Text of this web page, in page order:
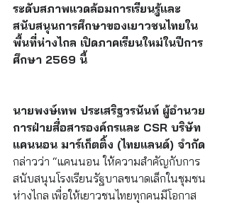
ระดับสภาพแวดล้อมการเรียนรู้และ
สนับสนุนการศึกษาของเยาวชนไทยใน
พื้นที่ห่างไกล เปิดภาคเรียนใหม่ในปีการ
ศึกษา 2569 นี้
นายพงษ์เทพ ประเสริฐวรนันท์ ผู้อำนวย
การฝ่ายสื่อสารองค์กรและ CSR บริษัท
แคนนอน มาร์เก็ตติ้ง (ไทยแลนด์) จำกัด
กล่าวว่า “แคนนอน ให้ความสำคัญกับการ
สนับสนุนโรงเรียนรัฐบาลขนาดเล็กในชุมชน
ห่างไกล เพื่อให้เยาวชนไทยทุกคนมีโอกาส